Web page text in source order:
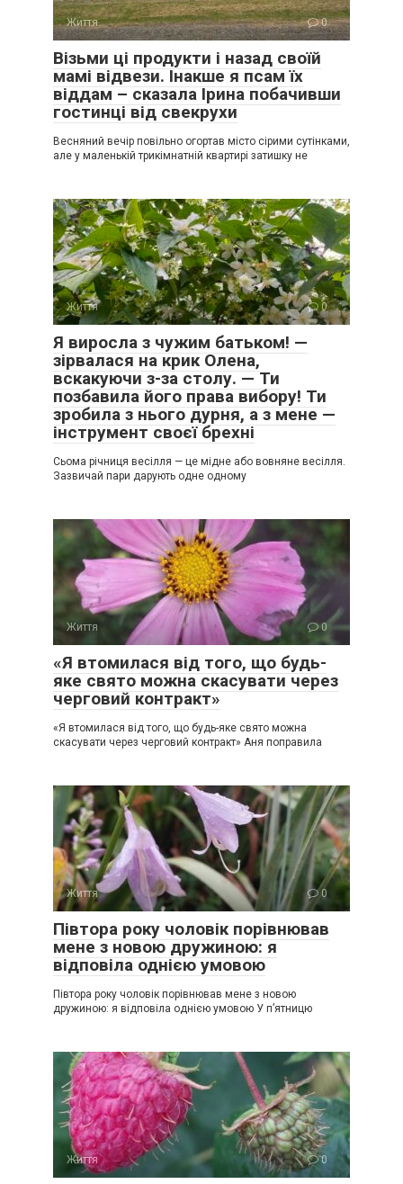
Життя 0
Візьми ці продукти і назад своїй
мамі відвези. Інакше я псам їх
віддам – сказала Ірина побачивши
гостинці від свекрухи
Весняний вечір повільно огортав місто сірими сутінками,
але у маленькій трикімнатній квартирі затишку не
Життя 0
Я виросла з чужим батьком! —
зірвалася на крик Олена,
вскакуючи з-за столу. — Ти
позбавила його права вибору! Ти
зробила з нього дурня, а з мене —
інструмент своєї брехні
Сьома річниця весілля — це мідне або вовняне весілля.
Зазвичай пари дарують одне одному
Життя 0
«Я втомилася від того, що будь-
яке свято можна скасувати через
черговий контракт»
«Я втомилася від того, що будь-яке свято можна
скасувати через черговий контракт» Аня поправила
Життя 0
Півтора року чоловік порівнював
мене з новою дружиною: я
відповіла однією умовою
Півтора року чоловік порівнював мене з новою
дружиною: я відповіла однією умовою У п’ятницю
Життя 0